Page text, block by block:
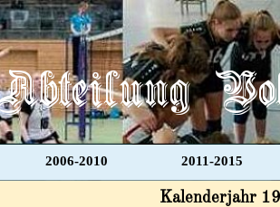
2006-2010 2011-2015
Kalenderjahr